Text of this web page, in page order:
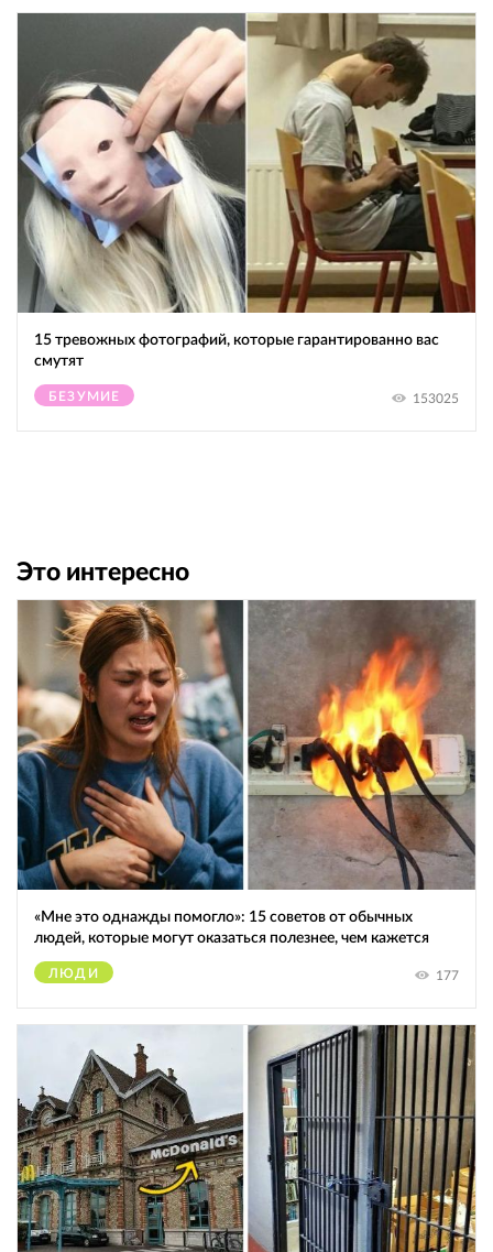
15 тревожных фотографий, которые гарантированно вас
смутят
БЕЗУМИЕ 153025
Это интересно
«Мне это однажды помогло»: 15 советов от обычных
людей, которые могут оказаться полезнее, чем кажется
ЛЮДИ 177